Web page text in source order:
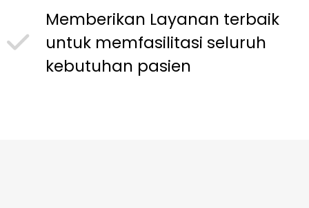
Memberikan Layanan terbaik
untuk memfasilitasi seluruh
kebutuhan pasien